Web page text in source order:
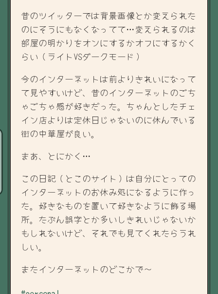
昔のツイッターでは背景画像とか変えられた
のにそうにもなくなってて…変えられるのは
部屋の明かりをオンにするかオフにするかく
らい（ライトVSダークモード）
今のインターネットは前よりきれいになって
て見やすいけど、昔のインターネットのごち
ゃごちゃ感が好きだった。ちゃんとしたチェ
イン店よりは定休日じゃないのに休んでいる
街の中華屋が良い。
まあ、とにかく…
この日記（とこのサイト）は自分にとっての
インターネットのお休み処になるように作っ
た。好きなものを置いて好きなように飾る場
所。たぶん誤字とか多いしきれいじゃないか
もしれないけど、それでも見てくれたらうれ
しい。
またインターネットのどこかで～